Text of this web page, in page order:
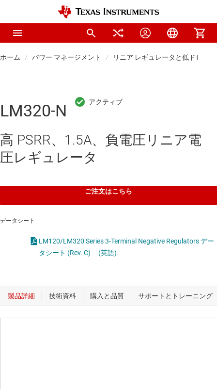
ホーム パワー マネージメント リニア レギュレータと低ドロッ
LM320-N
高 PSRR、1.5A、負電圧リニア電
圧レギュレータ
ご注文はこちら
データシート
LM120/LM320 Series 3-Terminal Negative Regulators デー
タシート (Rev. C)
(英語)